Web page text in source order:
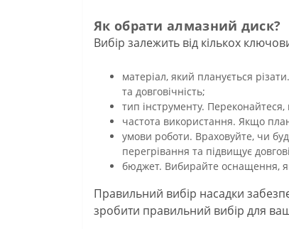
Як обрати алмазний диск?
Вибір залежить від кількох
матеріал, який планується
та довговічність;
тип інструменту.
частота використання. Якщо
умови роботи. Враховуйте, чи
перегрівання та підвищує
бюджет. Вибирайте оснащення,
Правильний вибір насадки
зробити правильний вибір для